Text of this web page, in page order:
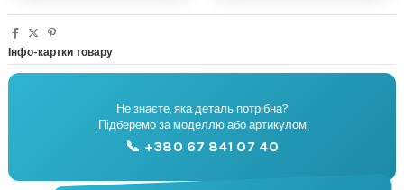
Інфо-картки товару
🔧
Підбір запчастин
Не знаєте, яка деталь потрібна?
Підберемо за моделлю або артикулом
📞 +380 67 841 07 40